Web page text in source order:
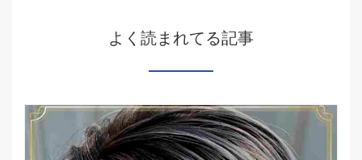
よく読まれてる記事